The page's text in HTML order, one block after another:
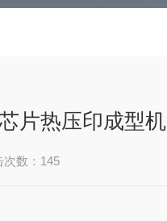
片热压印成型机
次数：145